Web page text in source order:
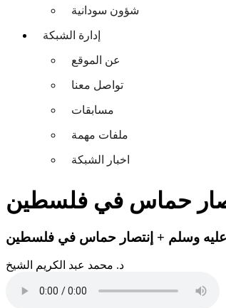
شؤون سودانية
إدارة الشبكة
عن الموقع
تواصل معنا
مسابقات
ملفات مهمة
اخبار الشبكة
حماس في فلسطين
وسلم + إنتصار حماس في فلسطين
د. محمد عبد الكريم الشيخ